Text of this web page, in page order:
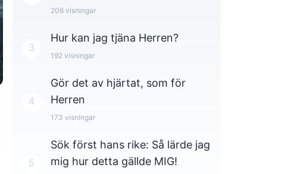
206 visningar
3
Hur kan jag tjäna Herren?
192 visningar
4
Gör det av hjärtat, som för
Herren
173 visningar
5
Sök först hans rike: Så lärde jag
mig hur detta gällde MIG!